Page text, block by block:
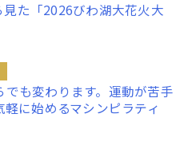
見た「2026びわ湖大花火大
でも変わります。運動が苦手
に始めるマシンピラティ